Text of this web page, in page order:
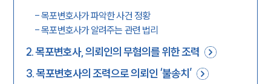
-목포변호사가 파악한 사건 정황
-목포변호사가 알려주는 관련 법리
2.목포변호사, 의뢰인의 무혐의를 위한 조력
3.목포변호사의 조력으로 의뢰인 ‘불송치’